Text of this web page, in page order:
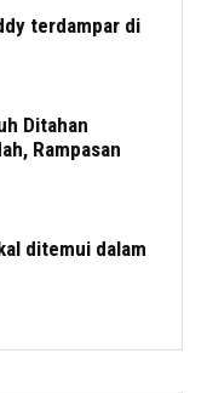
terdampar di
Ditahan
Rampasan
ditemui dalam